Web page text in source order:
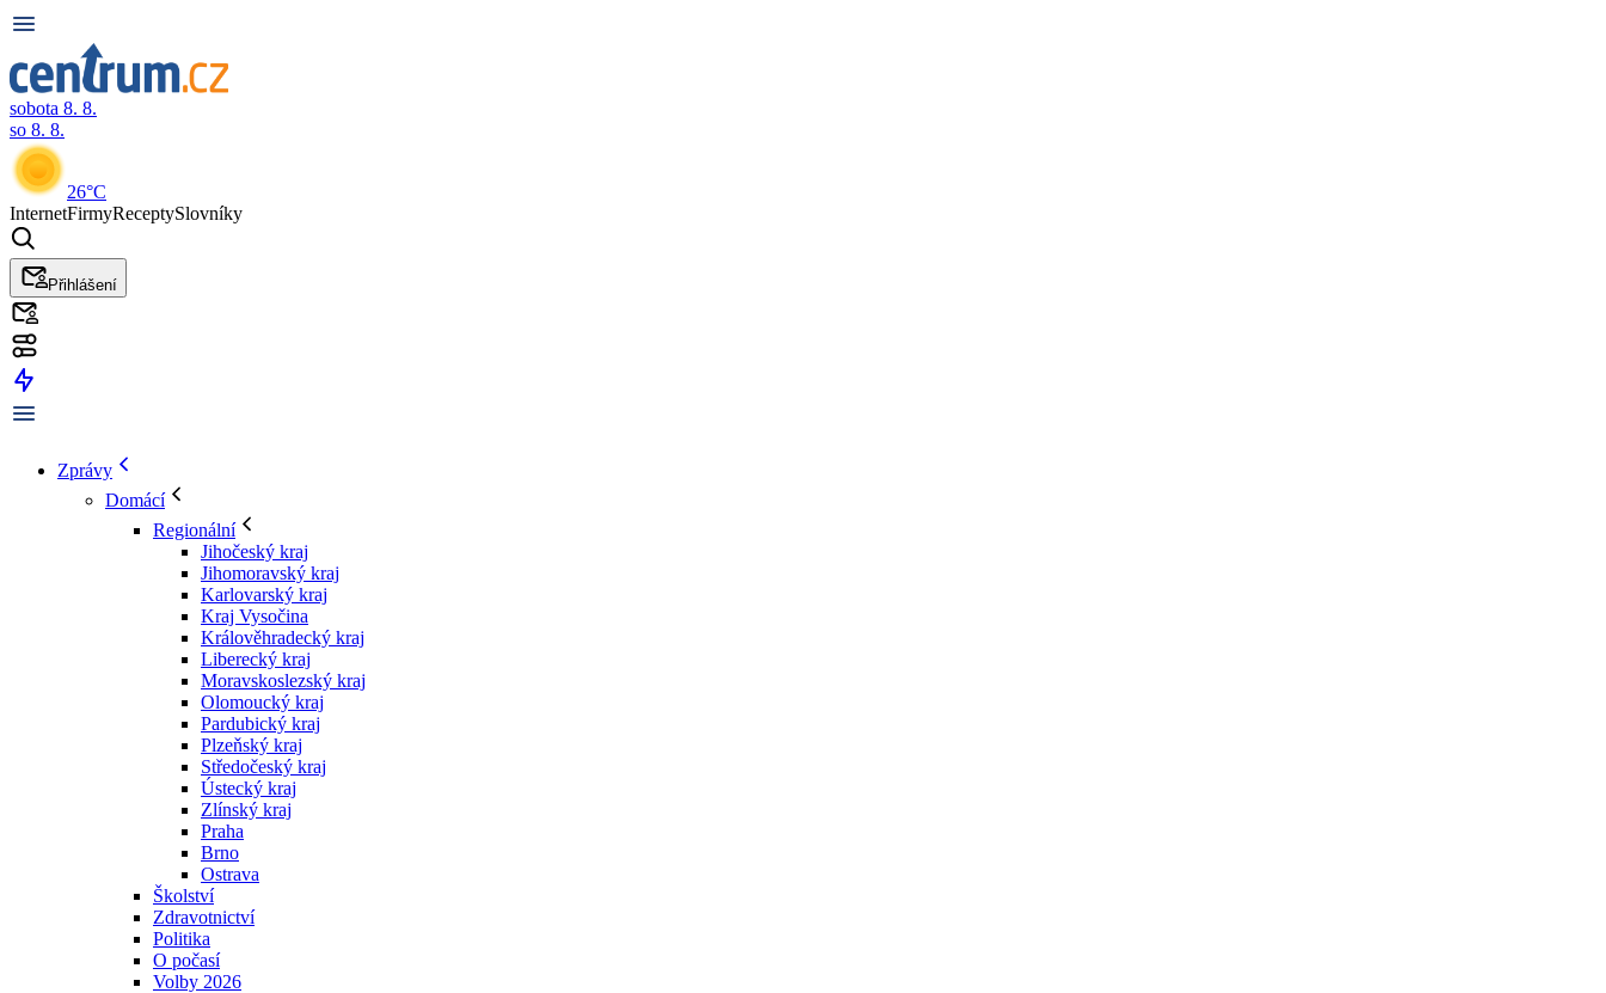
sobota 8. 8.
so 8. 8.
26°C
InternetFirmyReceptySlovníky
Přihlášení
Zprávy
Domácí
Regionální
Jihočeský kraj
Jihomoravský kraj
Karlovarský kraj
Kraj Vysočina
Králověhradecký kraj
Liberecký kraj
Moravskoslezský kraj
Olomoucký kraj
Pardubický kraj
Plzeňský kraj
Středočeský kraj
Ústecký kraj
Zlínský kraj
Praha
Brno
Ostrava
Školství
Zdravotnictví
Politika
O počasí
Volby 2026